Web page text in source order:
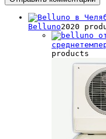
Belluno2020
products